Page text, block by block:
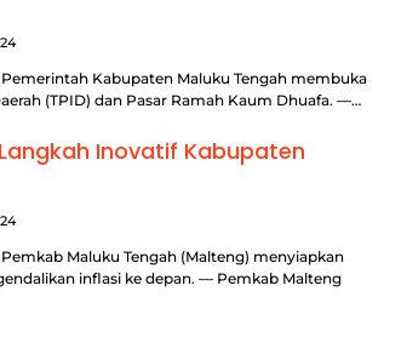
Kabupaten Maluku Tengah membuka
(TPID) dan Pasar Ramah Kaum Dhuafa. —…
Inovatif Kabupaten
Maluku Tengah (Malteng) menyiapkan
inflasi ke depan. — Pemkab Malteng